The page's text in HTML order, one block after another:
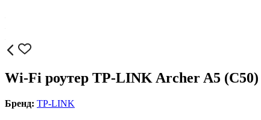
Wi-Fi роутер TP-LINK Archer A5 (C50)
Бренд: TP-LINK